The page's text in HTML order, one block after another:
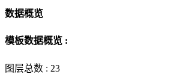
数据概览
模板数据概览 :
图层总数 : 23